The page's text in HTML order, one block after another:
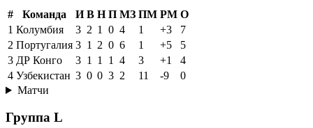
# Команда И В Н П МЗ ПМ РМ О
1 Колумбия 3 2 1 0 4 1 +3
7
2 Португалия 3 1 2 0 6 1 +5
5
3 ДР Конго 3 1 1 1 4 3 +1
4
4 Узбекистан 3 0 0 3 2 11 -9
0
Матчи
Группа L